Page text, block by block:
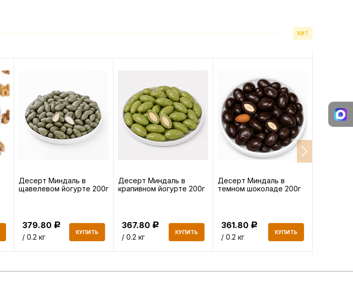
ХИТ
Десерт Миндаль в
щавелевом йогурте 200г
379.80 Р
/ 0.2 кг
КУПИТЬ
Десерт Миндаль в
крапивном йогурте 200г
367.80 Р
/ 0.2 кг
КУПИТЬ
Десерт Миндаль в
темном шоколаде 200г
361.80 Р
/ 0.2 кг
КУПИТЬ